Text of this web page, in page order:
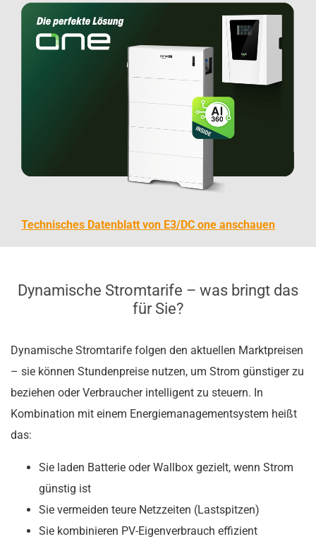
Technisches Datenblatt von E3/DC one anschauen
Dynamische Stromtarife – was bringt das
für Sie?
Dynamische Stromtarife folgen den aktuellen Marktpreisen
– sie können Stundenpreise nutzen, um Strom günstiger zu
beziehen oder Verbraucher intelligent zu steuern. In
Kombination mit einem Energiemanagementsystem heißt
das:
Sie laden Batterie oder Wallbox gezielt, wenn Strom
günstig ist
Sie vermeiden teure Netzzeiten (Lastspitzen)
Sie kombinieren PV-Eigenverbrauch effizient